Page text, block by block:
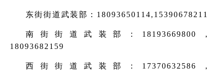
东街街道武装部：18093650114,15390678211
南街街道武装部：18193669800，
18093682159
西街街道武装部：17370632586，